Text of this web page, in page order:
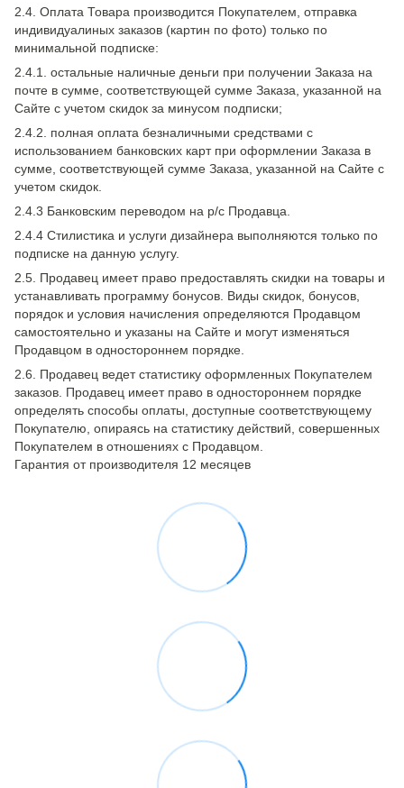
2.4. Оплата Товара производится Покупателем, отправка
индивидуалиных заказов (картин по фото) только по
минимальной подписке:
2.4.1. остальные наличные деньги при получении Заказа на
почте в сумме, соответствующей сумме Заказа, указанной на
Сайте с учетом скидок за минусом подписки;
2.4.2. полная оплата безналичными средствами с
использованием банковских карт при оформлении Заказа в
сумме, соответствующей сумме Заказа, указанной на Сайте с
учетом скидок.
2.4.3 Банковским переводом на р/с Продавца.
2.4.4 Стилистика и услуги дизайнера выполняются только по
подписке на данную услугу.
2.5. Продавец имеет право предоставлять скидки на товары и
устанавливать программу бонусов. Виды скидок, бонусов,
порядок и условия начисления определяются Продавцом
самостоятельно и указаны на Сайте и могут изменяться
Продавцом в одностороннем порядке.
2.6. Продавец ведет статистику оформленных Покупателем
заказов. Продавец имеет право в одностороннем порядке
определять способы оплаты, доступные соответствующему
Покупателю, опираясь на статистику действий, совершенных
Покупателем в отношениях с Продавцом.
Гарантия от производителя 12 месяцев